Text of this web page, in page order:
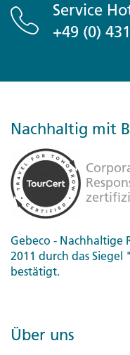
Service
+49 (0)
Nachhaltig mit
Gebeco - Nachhaltige
2011 durch das Siegel
bestätigt.
Über uns